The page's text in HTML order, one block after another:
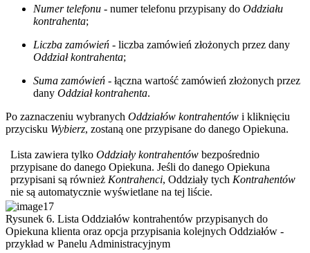
Numer telefonu - numer telefonu przypisany do Oddziału
kontrahenta;
Liczba zamówień - liczba zamówień złożonych przez dany
Oddział kontrahenta;
Suma zamówień - łączna wartość zamówień złożonych przez
dany Oddział kontrahenta.
Po zaznaczeniu wybranych Oddziałów kontrahentów i kliknięciu
przycisku Wybierz, zostaną one przypisane do danego Opiekuna.
Lista zawiera tylko Oddziały kontrahentów bezpośrednio
przypisane do danego Opiekuna. Jeśli do danego Opiekuna
przypisani są również Kontrahenci, Oddziały tych Kontrahentów
nie są automatycznie wyświetlane na tej liście.
Rysunek 6. Lista Oddziałów kontrahentów przypisanych do
Opiekuna klienta oraz opcja przypisania kolejnych Oddziałów -
przykład w Panelu Administracyjnym